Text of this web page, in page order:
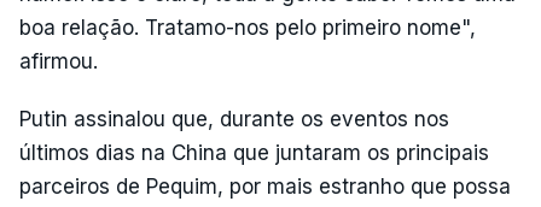
boa relação. Tratamo-nos pelo primeiro nome",
afirmou.
Putin assinalou que, durante os eventos nos
últimos dias na China que juntaram os principais
parceiros de Pequim, por mais estranho que possa